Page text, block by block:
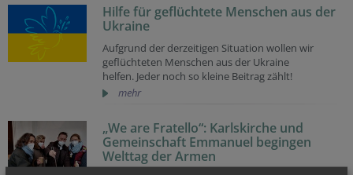
Hilfe für geflüchtete Menschen aus der
Ukraine
Aufgrund der derzeitigen Situation wollen wir
geflüchteten Menschen aus der Ukraine
helfen. Jeder noch so kleine Beitrag zählt!
mehr
„We are Fratello“: Karlskirche und
Gemeinschaft Emmanuel begingen
Welttag der Armen